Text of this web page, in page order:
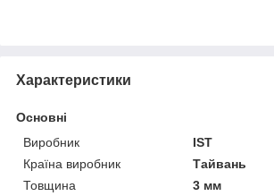
Характеристики
Основні
Виробник
IST
Країна виробник
Тайвань
Товщина
3 мм